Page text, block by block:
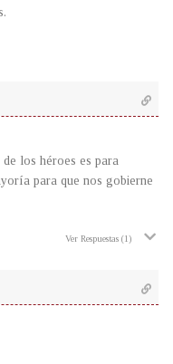
los héroes es para
para que nos gobierne
Ver Respuestas (1)